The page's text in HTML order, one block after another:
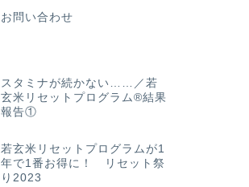
お問い合わせ
スタミナが続かない……／若
玄米リセットプログラム®結果
報告①
若玄米リセットプログラムが1
年で1番お得に！ リセット祭
り2023